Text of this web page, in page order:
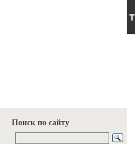
Поиск по сайту